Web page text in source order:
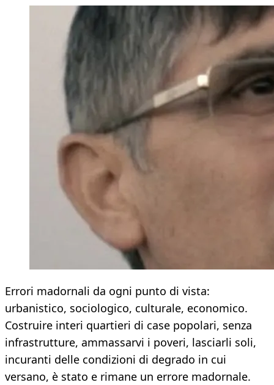
Errori madornali da ogni punto di vista:
urbanistico, sociologico, culturale, economico.
Costruire interi quartieri di case popolari, senza
infrastrutture, ammassarvi i poveri, lasciarli soli,
incuranti delle condizioni di degrado in cui
versano, è stato e rimane un errore madornale.